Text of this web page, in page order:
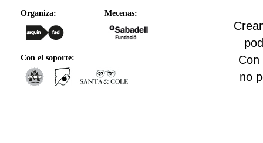
Organiza: Mecenas:
Con el soporte:
no